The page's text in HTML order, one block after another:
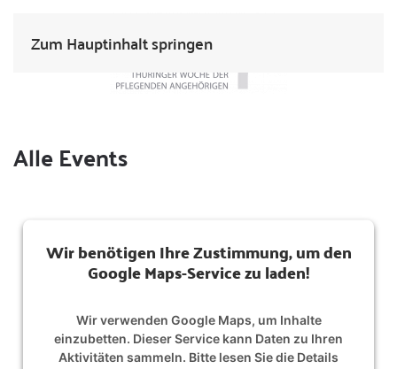
Zum Hauptinhalt springen
Alle Events
Wir benötigen Ihre Zustimmung, um den
Google Maps-Service zu laden!
Wir verwenden Google Maps, um Inhalte
einzubetten. Dieser Service kann Daten zu Ihren
Aktivitäten sammeln. Bitte lesen Sie die Details